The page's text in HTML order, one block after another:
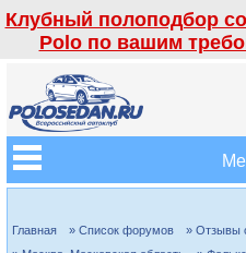
Клубный полоподбор
Polo по вашим
Главная » Список форумов
» Отзывы